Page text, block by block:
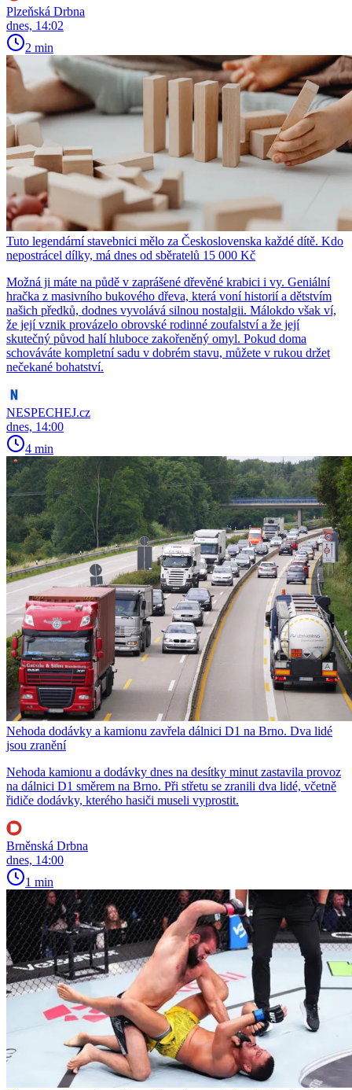
Plzeňská Drbna
dnes, 14:02
2 min
Tuto legendární stavebnici mělo za Československa každé dítě. Kdo
nepostrácel dílky, má dnes od sběratelů 15 000 Kč
Možná ji máte na půdě v zaprášené dřevěné krabici i vy. Geniální
hračka z masivního bukového dřeva, která voní historií a dětstvím
našich předků, dodnes vyvolává silnou nostalgii. Málokdo však ví,
že její vznik provázelo obrovské rodinné zoufalství a že její
skutečný původ halí hluboce zakořeněný omyl. Pokud doma
schováváte kompletní sadu v dobrém stavu, můžete v rukou držet
nečekané bohatství.
NESPECHEJ.cz
dnes, 14:00
4 min
Nehoda dodávky a kamionu zavřela dálnici D1 na Brno. Dva lidé
jsou zranění
Nehoda kamionu a dodávky dnes na desítky minut zastavila provoz
na dálnici D1 směrem na Brno. Při střetu se zranili dva lidé, včetně
řidiče dodávky, kterého hasiči museli vyprostit.
Brněnská Drbna
dnes, 14:00
1 min